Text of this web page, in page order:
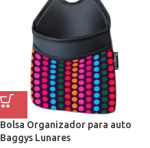
Bolsa Organizador para auto
Baggys Lunares